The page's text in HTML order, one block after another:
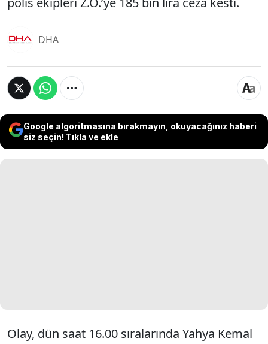
DHA
Google algoritmasına bırakmayın, okuyacağınız haberi
siz seçin! Tıkla ve ekle
Olay, dün saat 16.00 sıralarında Yahya Kemal